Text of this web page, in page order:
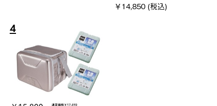
￥14,850 (税込)
4